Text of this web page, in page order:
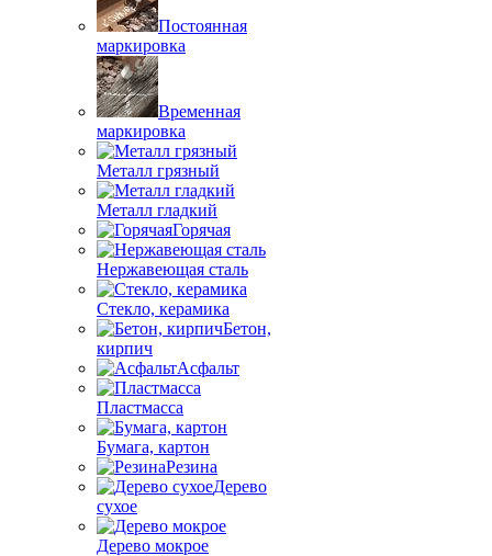
Постоянная
маркировка
Временная
маркировка
Металл грязный
Металл гладкий
Горячая
Нержавеющая сталь
Стекло, керамика
Бетон,
кирпич
Асфальт
Пластмасса
Бумага, картон
Резина
Дерево
сухое
Дерево мокрое